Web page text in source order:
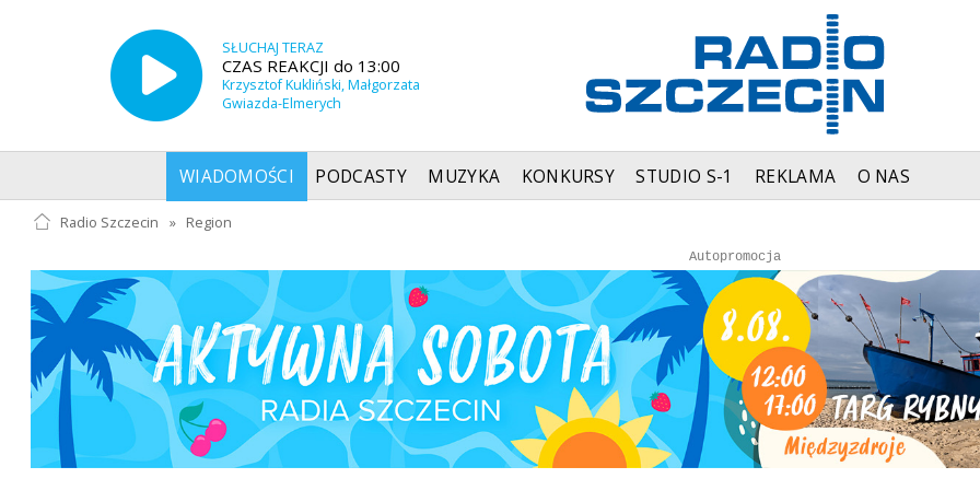
SŁUCHAJ TERAZ
CZAS REAKCJI do 13:00
Krzysztof Kukliński, Małgorzata
Gwiazda-Elmerych
WIADOMOŚCI PODCASTY MUZYKA KONKURSY STUDIO S-1 REKLAMA O NAS
Radio Szczecin » Region
Autopromocja
Reklama
Autopromocja